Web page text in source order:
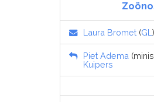
Laura Bromet (GL ),
Piet Adema
Kuipers